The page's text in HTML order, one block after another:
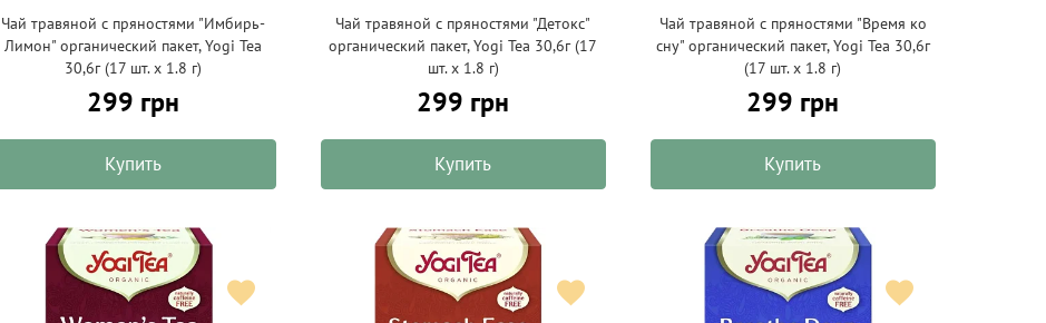
Чай травяной с пряностями "Имбирь-
Лимон" органический пакет, Yogi Tea
30,6г (17 шт. х 1.8 г)
299 грн
Купить
Чай травяной с пряностями "Детокс"
органический пакет, Yogi Tea 30,6г (17
шт. х 1.8 г)
299 грн
Купить
Чай травяной с пряностями "Время ко
сну" органический пакет, Yogi Tea 30,6г
(17 шт. х 1.8 г)
299 грн
Купить